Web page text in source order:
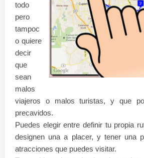
todo
pero
tampoc
o quiere
decir
que
sean
malos
viajeros o malos turistas, y que
precavidos.
Puedes elegir entre definir tu propia
designen una a placer, y tener una
atracciones que puedes visitar.